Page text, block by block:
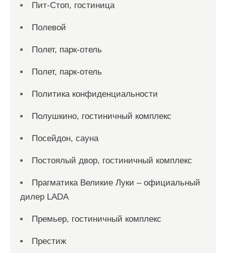
Пит-Стоп, гостиница
Полевой
Полет, парк-отель
Полет, парк-отель
Политика конфиденциальности
Полушкино, гостиничный комплекс
Посейдон, сауна
Постоялый двор, гостиничный комплекс
Прагматика Великие Луки – официальный
дилер LADA
Премьер, гостиничный комплекс
Престиж